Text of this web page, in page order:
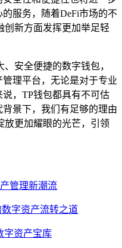
服务，随着DeFi市场的不
创新方面发挥更加举足轻
安全便捷的数字钱包，
理平台，无论是对于专业
，TP钱包都具有不可估
景下，我们有足够的理由
放更加耀眼的光芒，引领
管理新潮流
字资产流转之道
字资产宝库